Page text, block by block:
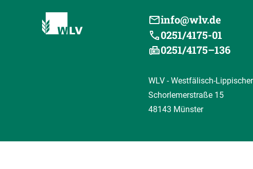
info@wlv.de
0251/4175-01
0251/4175–136
WLV - Westfälisch-
Schorlemerstraße 15
48143 Münster